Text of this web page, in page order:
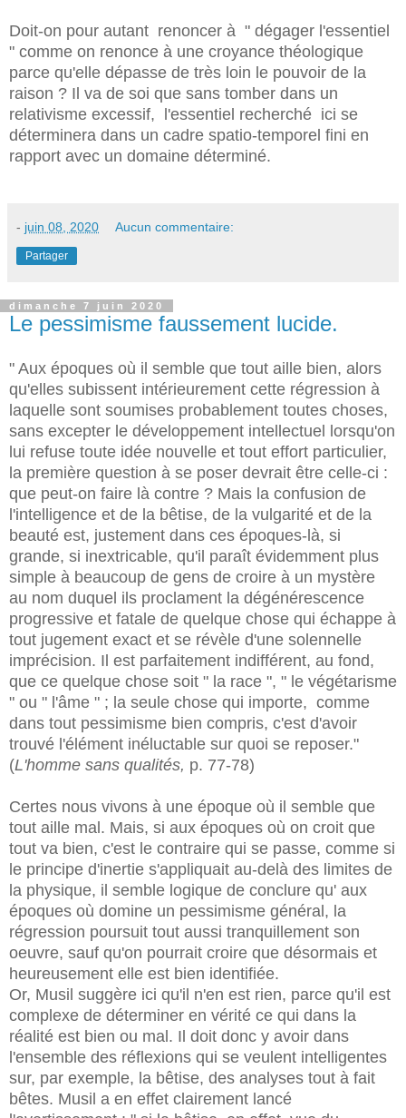
Doit-on pour autant renoncer à " dégager l'essentiel
" comme on renonce à une croyance théologique
parce qu'elle dépasse de très loin le pouvoir de la
raison ? Il va de soi que sans tomber dans un
relativisme excessif, l'essentiel recherché ici se
déterminera dans un cadre spatio-temporel fini en
rapport avec un domaine déterminé.
- juin 08, 2020 Aucun commentaire:
Partager
dimanche 7 juin 2020
Le pessimisme faussement lucide.
" Aux époques où il semble que tout aille bien, alors
qu'elles subissent intérieurement cette régression à
laquelle sont soumises probablement toutes choses,
sans excepter le développement intellectuel lorsqu'on
lui refuse toute idée nouvelle et tout effort particulier,
la première question à se poser devrait être celle-ci :
que peut-on faire là contre ? Mais la confusion de
l'intelligence et de la bêtise, de la vulgarité et de la
beauté est, justement dans ces époques-là, si
grande, si inextricable, qu'il paraît évidemment plus
simple à beaucoup de gens de croire à un mystère
au nom duquel ils proclament la dégénérescence
progressive et fatale de quelque chose qui échappe à
tout jugement exact et se révèle d'une solennelle
imprécision. Il est parfaitement indifférent, au fond,
que ce quelque chose soit " la race ", " le végétarisme
" ou " l'âme " ; la seule chose qui importe, comme
dans tout pessimisme bien compris, c'est d'avoir
trouvé l'élément inéluctable sur quoi se reposer."
(L'homme sans qualités, p. 77-78)
Certes nous vivons à une époque où il semble que
tout aille mal. Mais, si aux époques où on croit que
tout va bien, c'est le contraire qui se passe, comme si
le principe d'inertie s'appliquait au-delà des limites de
la physique, il semble logique de conclure qu' aux
époques où domine un pessimisme général, la
régression poursuit tout aussi tranquillement son
oeuvre, sauf qu'on pourrait croire que désormais et
heureusement elle est bien identifiée.
Or, Musil suggère ici qu'il n'en est rien, parce qu'il est
complexe de déterminer en vérité ce qui dans la
réalité est bien ou mal. Il doit donc y avoir dans
l'ensemble des réflexions qui se veulent intelligentes
sur, par exemple, la bêtise, des analyses tout à fait
bêtes. Musil a en effet clairement lancé